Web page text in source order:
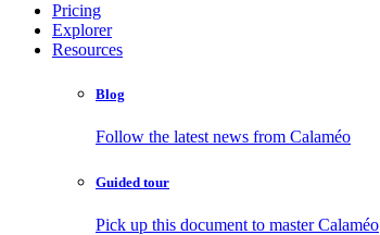
Pricing
Explorer
Resources
Blog
Follow the latest news from Calaméo
Guided tour
Pick up this document to master Calaméo